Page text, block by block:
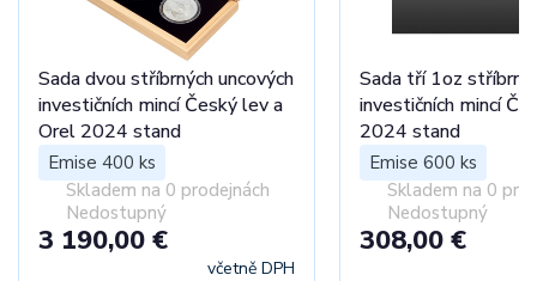
Sada dvou stříbrných uncových
investičních mincí Český lev a
Orel 2024 stand
Emise 400 ks
Skladem na 0 prodejnách
Nedostupný
3 190,00 €
včetně DPH
Sada tří 1oz
investičních mincí
2024 stand
Emise 600 ks
Skladem na 0
Nedostupný
308,00 €